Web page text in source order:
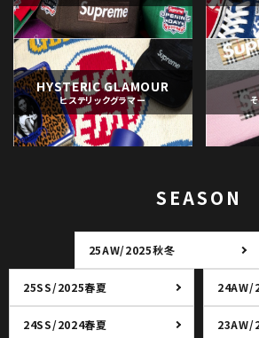
HYSTERIC GLAMOUR
ヒステリックグラマー
SEASON
25AW/2025秋冬
25SS/2025春夏 24AW/
24SS/2024春夏 23AW/